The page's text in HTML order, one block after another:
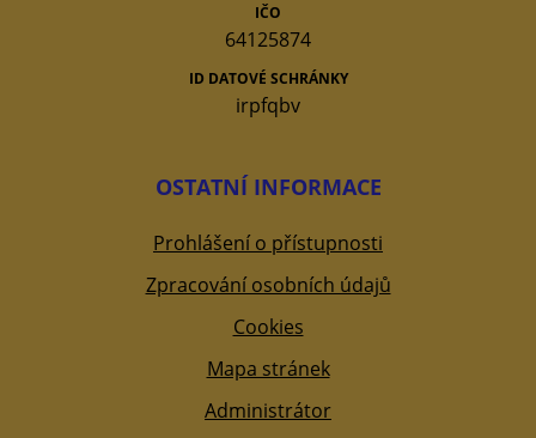
IČO
64125874
ID DATOVÉ SCHRÁNKY
irpfqbv
OSTATNÍ INFORMACE
Prohlášení o přístupnosti
Zpracování osobních údajů
Cookies
Mapa stránek
Administrátor